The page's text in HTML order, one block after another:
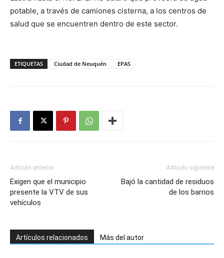
potable, a través de camiones cisterna, a los centros de
salud que se encuentren dentro de este sector.
ETIQUETAS Ciudad de Neuquén EPAS
Artículo anterior
Exigen que el municipio
presente la VTV de sus
vehículos
Artículo siguiente
Bajó la cantidad de residuos
de los barrios
Artículos relacionados Más del autor